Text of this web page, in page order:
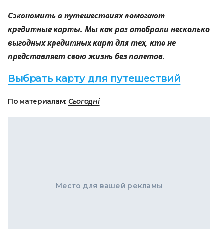
Сэкономить в путешествиях помогают
кредитные карты. Мы как раз отобрали несколько
выгодных кредитных карт для тех, кто не
представляет свою жизнь без полетов.
Выбрать карту для путешествий
По материалам: Сьогодні
Место для вашей рекламы